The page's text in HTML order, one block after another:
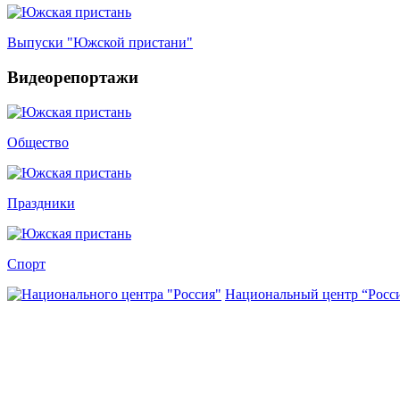
Выпуски "Южской пристани"
Видеорепортажи
Общество
Праздники
Спорт
Национальный центр